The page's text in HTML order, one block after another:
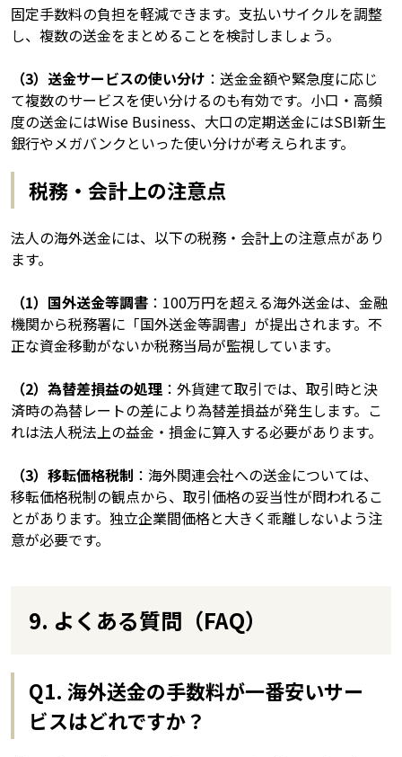
固定手数料の負担を軽減できます。支払いサイクルを調整
し、複数の送金をまとめることを検討しましょう。
（3）送金サービスの使い分け ：送金金額や緊急度に応じ
て複数のサービスを使い分けるのも有効です。小口・高頻
度の送金にはWise Business、大口の定期送金にはSBI新生
銀行やメガバンクといった使い分けが考えられます。
税務・会計上の注意点
法人の海外送金には、以下の税務・会計上の注意点があり
ます。
（1）国外送金等調書 ：100万円を超える海外送金は、金融
機関から税務署に「国外送金等調書」が提出されます。不
正な資金移動がないか税務当局が監視しています。
（2）為替差損益の処理 ：外貨建て取引では、取引時と決
済時の為替レートの差により為替差損益が発生します。こ
れは法人税法上の益金・損金に算入する必要があります。
（3）移転価格税制 ：海外関連会社への送金については、
移転価格税制の観点から、取引価格の妥当性が問われるこ
とがあります。独立企業間価格と大きく乖離しないよう注
意が必要です。
9. よくある質問（FAQ）
Q1. 海外送金の手数料が一番安いサー
ビスはどれですか？